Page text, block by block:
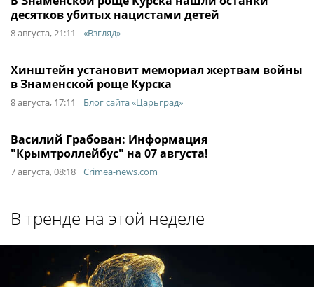
десятков убитых нацистами детей
8 августа, 21:11 «Взгляд»
Хинштейн установит мемориал жертвам войны
в Знаменской роще Курска
8 августа, 17:11 Блог сайта «Царьград»
Василий Грабован: Информация
"Крымтроллейбус" на 07 августа!
7 августа, 08:18 Crimea-news.com
В тренде на этой неделе